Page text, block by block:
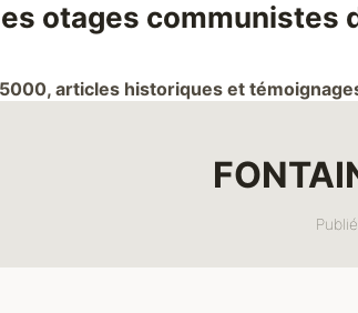
otages communistes
articles historiques et